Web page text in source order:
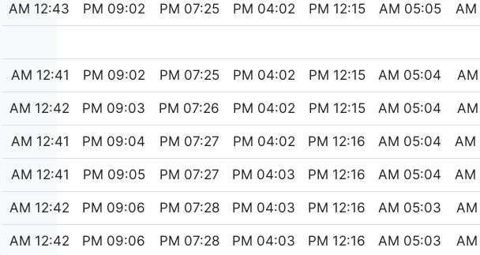
05:05 AM
12:15 PM
04:02 PM
07:25 PM
09:02 PM
12:43 AM
05:04 AM
12:15 PM
04:02 PM
07:25 PM
09:02 PM
12:41 AM
05:04 AM
12:15 PM
04:02 PM
07:26 PM
09:03 PM
12:42 AM
05:04 AM
12:16 PM
04:02 PM
07:27 PM
09:04 PM
12:41 AM
05:04 AM
12:16 PM
04:03 PM
07:27 PM
09:05 PM
12:41 AM
05:03 AM
12:16 PM
04:03 PM
07:28 PM
09:06 PM
12:42 AM
05:03 AM
12:16 PM
04:03 PM
07:28 PM
09:06 PM
12:42 AM